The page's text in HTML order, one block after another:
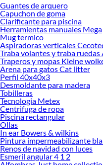
Desde remodelaciones hasta
tus ideas realidad. ¡Visítanos y
Baterias Externas!
Explora la variedad de productos
Herramientas, materiales y
renovación de espacios. ¡Visítanos y
ofrecerte!
Encuentra una amplia variedad de
Encuentra todo lo necesario para
¡Visítanos y haz tus ideas realidad!
Guantes de arquero
Capuchon de goma
Clarificante para piscina
Herramientas manuales Mega
Mug termico
Aspiradoras verticales
Traba volantes y traba
Traperos y mopas Kleine
Arena para gatos Cat litter
Perfil 40x40x3
Desmoldante para madera
Tobilleras
Tecnologia Metex
Centrifuga de ropa
Piscina rectangular
Ollas
In ear Bowers & wilkins
Pintura impermeabilizante
Renos de navidad con luces
Esmeril angular 4 1 2